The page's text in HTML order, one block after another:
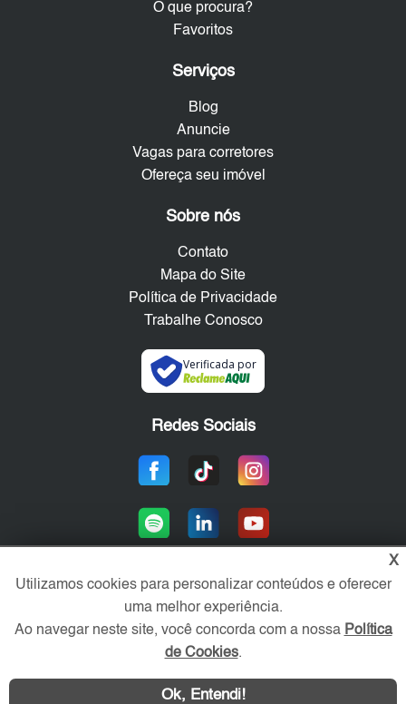
O que procura?
Favoritos
Serviços
Blog
Anuncie
Vagas para corretores
Ofereça seu imóvel
Sobre nós
Contato
Mapa do Site
Política de Privacidade
Trabalhe Conosco
Verificada por
Redes Sociais
Área exclusiva aos anunciantes,
acesse sua conta:
X
Utilizamos cookies para personalizar conteúdos e oferecer
uma melhor experiência.
Ao navegar neste site, você concorda com a nossa Política
de Cookies.
Ok, Entendi!